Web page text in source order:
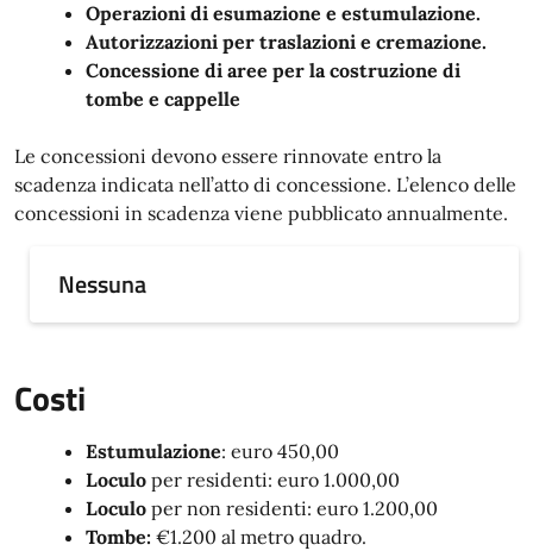
Operazioni di esumazione e estumulazione.
Autorizzazioni per traslazioni e cremazione.
Concessione di aree per la costruzione di
tombe e cappelle
Le concessioni devono essere rinnovate entro la
scadenza indicata nell’atto di concessione. L’elenco delle
concessioni in scadenza viene pubblicato annualmente.
Nessuna
Costi
Estumulazione: euro 450,00
Loculo per residenti: euro 1.000,00
Loculo per non residenti: euro 1.200,00
Tombe: €1.200 al metro quadro.